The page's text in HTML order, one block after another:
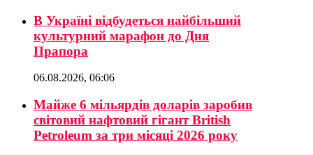
В Україні відбудеться найбільший
культурний марафон до Дня
Прапора
06.08.2026, 06:06
Майже 6 мільярдів доларів заробив
світовий нафтовий гігант British
Petroleum за три місяці 2026 року